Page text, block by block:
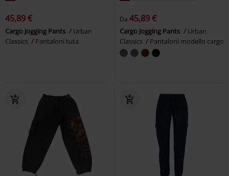
45,89 €
Cargo Jogging Pants
Urban
Classics
Pantaloni tuta
Da 45,89 €
Cargo Jogging Pants
Urban
Classics
Pantaloni modello cargo